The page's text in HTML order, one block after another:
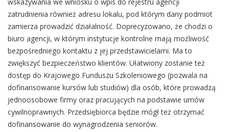
zatrudnienia również adresu lokalu, pod którym dany podmiot
zamierza prowadzić działalność. Doprecyzowano, że chodzi o
biuro agencji, w którym instytucje kontrolne mają możliwość
bezpośredniego kontaktu z jej przedstawicielami. Ma to
zwiększyć bezpieczeństwo klientów. Ułatwiony zostanie też
dostęp do Krajowego Funduszu Szkoleniowego (pozwala na
dofinansowanie kursów lub studiów) dla osób, które prowadzą
jednoosobowe firmy oraz pracujących na podstawie umów
cywilnoprawnych. Przedsiębiorca będzie mógł też otrzymać
dofinansowanie do wynagrodzenia seniorów.